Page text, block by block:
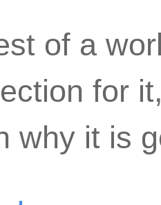
of a
for
why it is